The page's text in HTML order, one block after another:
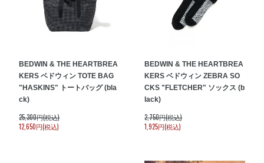
BEDWIN & THE HEARTBREA
KERS ベドウィン TOTE BAG
"HASKINS" トートバッグ (bla
ck)
25,300円(税込)
12,650円(税込)
BEDWIN & THE HEARTBREA
KERS ベドウィン ZEBRA SO
CKS "FLETCHER" ソックス (b
lack)
2,750円(税込)
1,925円(税込)